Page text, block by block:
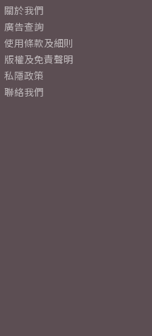
關於我們
廣告查詢
使用條款及細則
版權及免責聲明
私隱政策
聯絡我們